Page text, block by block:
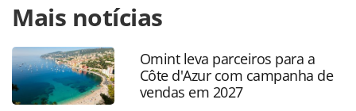
https://www.panrotas.com.br/destinos/entretenimento/
pao-de-acucar-apresenta-nova-marca-e-
estrategia_187999.html ou as ferramentas oferecidas na
página. Todo o conteúdo produzido pela PANROTAS
Editora é protegido pela legislação brasileira sobre direito
autoral. Não reproduza o conteúdo sem autorização da
Mais notícias
Omint leva parceiros para a
Côte d'Azur com campanha de
vendas em 2027